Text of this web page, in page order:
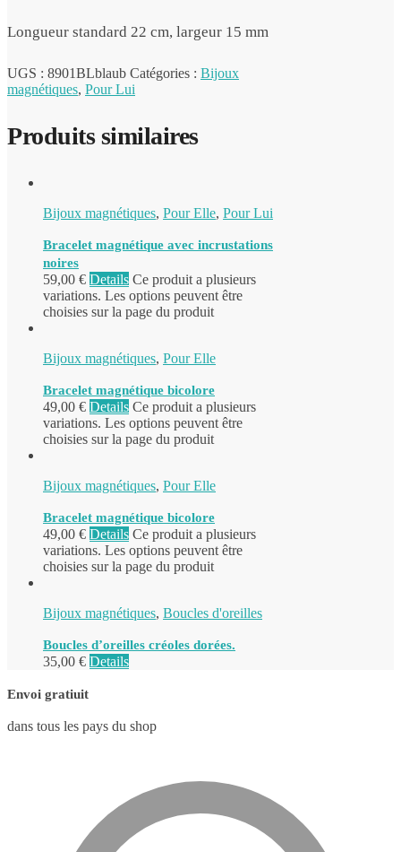
Longueur standard 22 cm, largeur 15 mm
UGS : 8901BLblaub Catégories : Bijoux
magnétiques, Pour Lui
Produits similaires
Bijoux magnétiques, Pour Elle, Pour Lui
Bracelet magnétique avec incrustations
noires
59,00 € Details Ce produit a plusieurs
variations. Les options peuvent être
choisies sur la page du produit
Bijoux magnétiques, Pour Elle
Bracelet magnétique bicolore
49,00 € Details Ce produit a plusieurs
variations. Les options peuvent être
choisies sur la page du produit
Bijoux magnétiques, Pour Elle
Bracelet magnétique bicolore
49,00 € Details Ce produit a plusieurs
variations. Les options peuvent être
choisies sur la page du produit
Bijoux magnétiques, Boucles d'oreilles
Boucles d’oreilles créoles dorées.
35,00 € Details
Envoi gratiuit
dans tous les pays du shop